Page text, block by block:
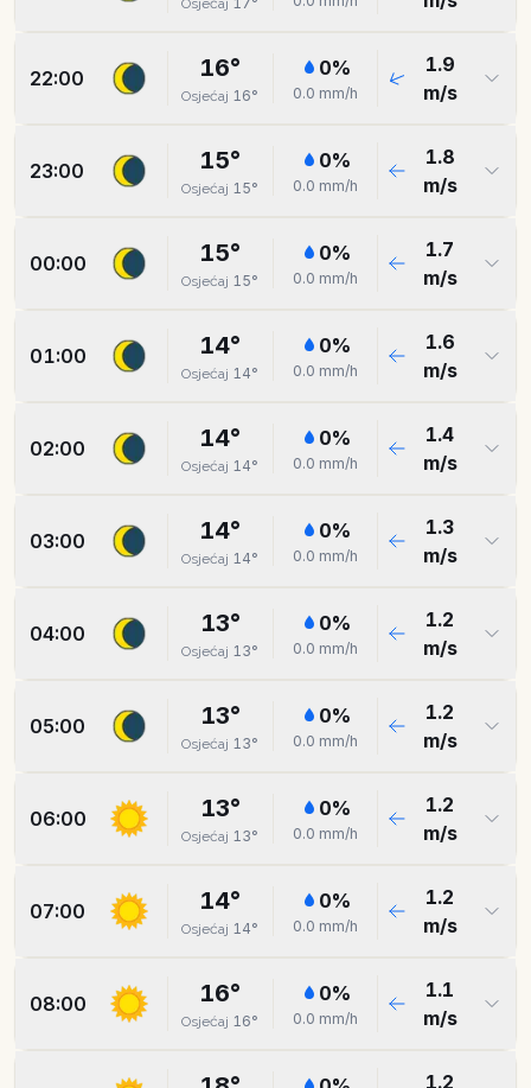
Osjećaj
22:00 16°
Osjećaj 16°
0%
0.0 mm/h
1.9
m/s
23:00 15°
Osjećaj 15°
0%
0.0 mm/h
1.8
m/s
00:00 15°
Osjećaj 15°
0%
0.0 mm/h
1.7
m/s
01:00 14°
Osjećaj 14°
0%
0.0 mm/h
1.6
m/s
02:00 14°
Osjećaj 14°
0%
0.0 mm/h
1.4
m/s
03:00 14°
Osjećaj 14°
0%
0.0 mm/h
1.3
m/s
04:00 13°
Osjećaj 13°
0%
0.0 mm/h
1.2
m/s
05:00 13°
Osjećaj 13°
0%
0.0 mm/h
1.2
m/s
06:00 13°
Osjećaj 13°
0%
0.0 mm/h
1.2
m/s
07:00 14°
Osjećaj 14°
0%
0.0 mm/h
1.2
m/s
08:00 16°
Osjećaj 16°
0%
0.0 mm/h
1.1
m/s
1.2